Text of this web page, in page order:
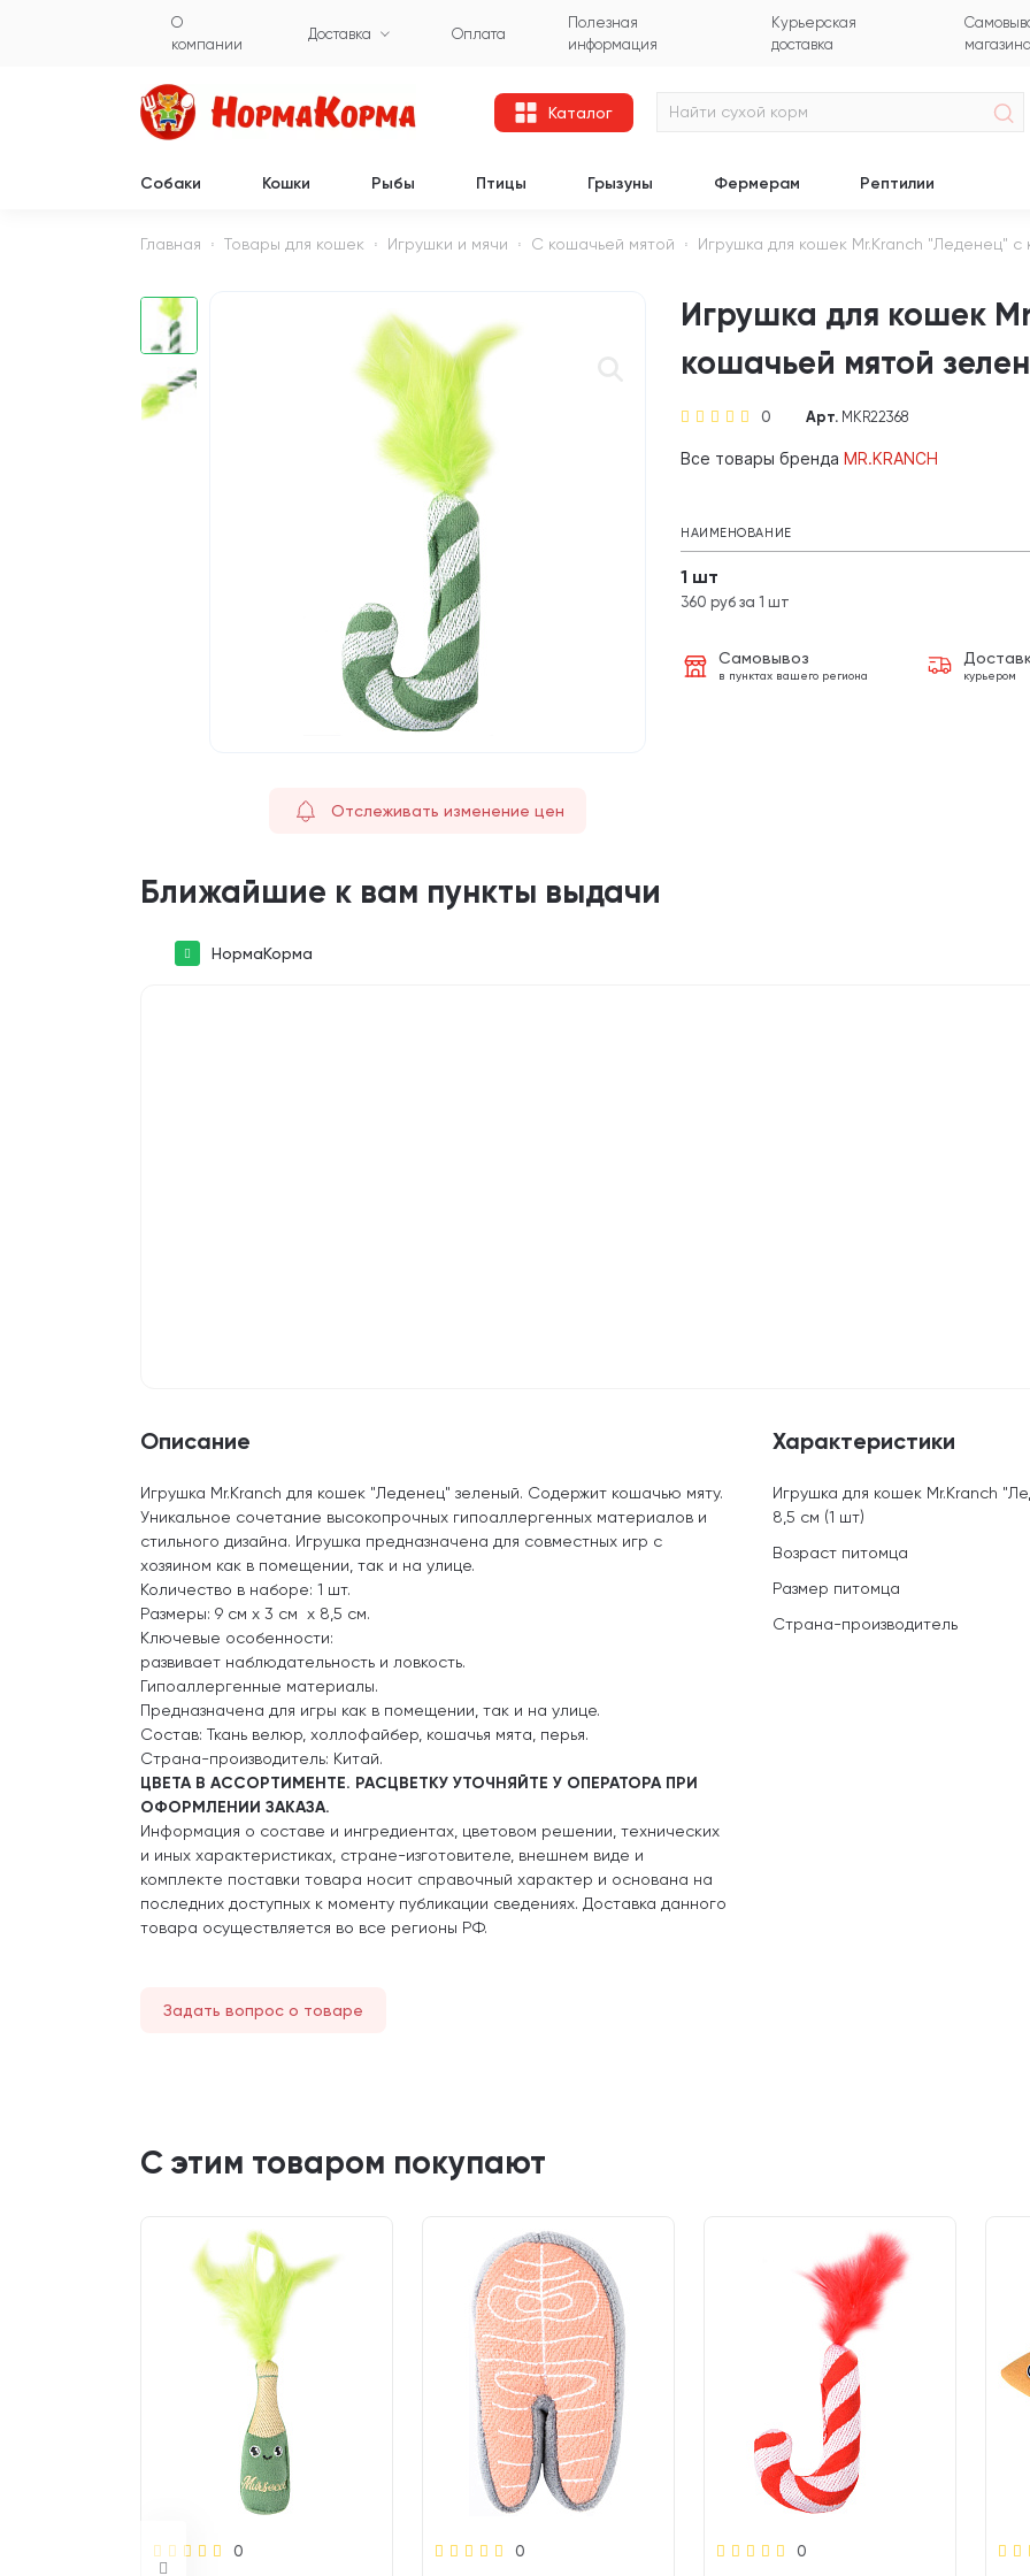
О
компании
Доставка Оплата
Полезная
информация
Курьерская
доставка
Каталог
Собаки Кошки Рыбы Птицы Грызуны Фермерам Рептилии
Главная Товары для кошек Игрушки и мячи С кошачьей мятой Игрушка для кошек Mr.Kranch "Леденец"
Отслеживать изменение цен
Игрушка для кошек
кошачьей мятой
0 Арт. MKR22368
Все товары бренда MR.KRANCH
НАИМЕНОВАНИЕ
1 шт
360 руб за 1 шт
Самовывоз
в пунктах вашего региона курьером
Ближайшие к вам пункты выдачи
НормаКорма
Описание
Игрушка Mr.Kranch для кошек "Леденец" зеленый. Содержит кошачью мяту.
Уникальное сочетание высокопрочных гипоаллергенных материалов и
стильного дизайна. Игрушка предназначена для совместных игр с
хозяином как в помещении, так и на улице.
Количество в наборе: 1 шт.
Размеры: 9 см х 3 см х 8,5 см.
Ключевые особенности:
развивает наблюдательность и ловкость.
Гипоаллергенные материалы.
Предназначена для игры как в помещении, так и на улице.
Состав: Ткань велюр, холлофайбер, кошачья мята, перья.
Страна-производитель: Китай.
ЦВЕТА В АССОРТИМЕНТЕ. РАСЦВЕТКУ УТОЧНЯЙТЕ У ОПЕРАТОРА ПРИ
ОФОРМЛЕНИИ ЗАКАЗА.
Информация о составе и ингредиентах, цветовом решении, технических
и иных характеристиках, стране-изготовителе, внешнем виде и
комплекте поставки товара носит справочный характер и основана на
последних доступных к моменту публикации сведениях. Доставка данного
товара осуществляется во все регионы РФ.
Задать вопрос о товаре
Характеристики
Игрушка для кошек Mr.Kranch
8,5 см (1 шт)
Возраст питомца
Размер питомца
Страна-производитель
С этим товаром покупают
0 0 0